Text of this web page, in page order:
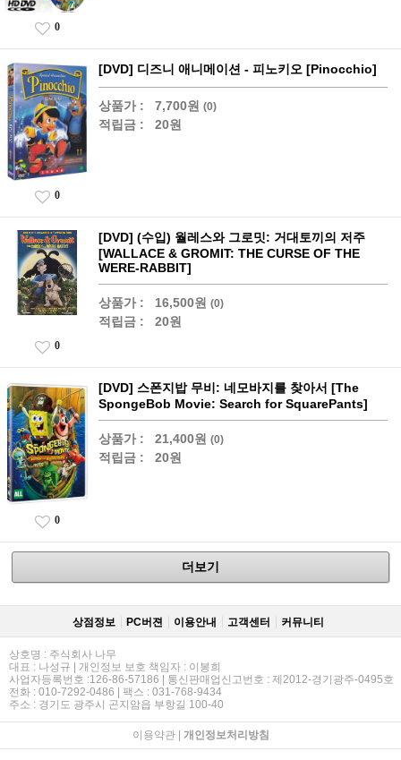
0
[DVD] 디즈니 애니메이션 - 피노키오 [Pinocchio]
상품가 : 7,700원 (0)
적립금 : 20원
0
[DVD] (수입) 월레스와 그로밋: 거대토끼의 저주
[WALLACE & GROMIT: THE CURSE OF THE
WERE-RABBIT]
상품가 : 16,500원 (0)
적립금 : 20원
0
[DVD] 스폰지밥 무비: 네모바지를 찾아서 [The
SpongeBob Movie: Search for SquarePants]
상품가 : 21,400원 (0)
적립금 : 20원
0
더보기
상점정보 PC버젼 이용안내 고객센터 커뮤니티
상호명 : 주식회사 나무
대표 : 나성규 | 개인정보 보호 책임자 : 이봉희
사업자등록번호 :126-86-57186 | 통신판매업신고번호 : 제2012-경기광주-0495호
전화 : 010-7292-0486 | 팩스 : 031-768-9434
주소 : 경기도 광주시 곤지암읍 부항길 100-40
이용약관| 개인정보처리방침